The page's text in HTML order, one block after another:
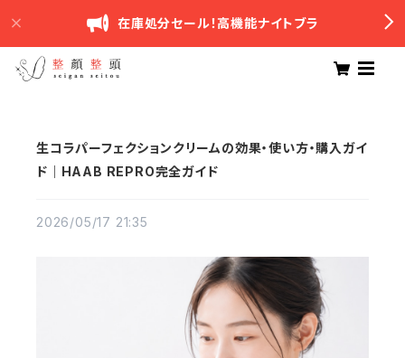
在庫処分セール！高機能ナイトブラ
生コラパーフェクションクリームの効果・使い方・購入ガイ
ド｜HAAB REPRO完全ガイド
2026/05/17 21:35